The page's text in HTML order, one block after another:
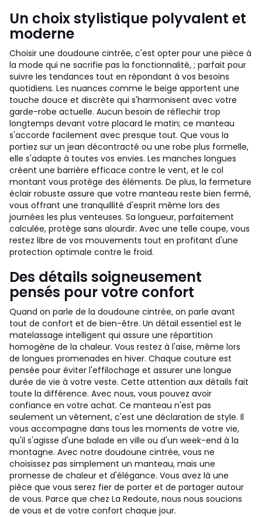
Un choix stylistique polyvalent et
moderne
Choisir une doudoune cintrée, c'est opter pour une pièce à
la mode qui ne sacrifie pas la fonctionnalité, ; parfait pour
suivre les tendances tout en répondant à vos besoins
quotidiens. Les nuances comme le beige apportent une
touche douce et discrète qui s'harmonisent avec votre
garde-robe actuelle. Aucun besoin de réflechir trop
longtemps devant votre placard le matin; ce manteau
s'accorde facilement avec presque tout. Que vous la
portiez sur un jean décontracté ou une robe plus formelle,
elle s'adapte à toutes vos envies. Les manches longues
créent une barrière efficace contre le vent, et le col
montant vous protège des éléments. De plus, la fermeture
éclair robuste assure que votre manteau reste bien fermé,
vous offrant une tranquillité d'esprit même lors des
journées les plus venteuses. Sa longueur, parfaitement
calculée, protège sans alourdir. Avec une telle coupe, vous
restez libre de vos mouvements tout en profitant d'une
protection optimale contre le froid.
Des détails soigneusement
pensés pour votre confort
Quand on parle de la doudoune cintrée, on parle avant
tout de confort et de bien-être. Un détail essentiel est le
matelassage intelligent qui assure une répartition
homogène de la chaleur. Vous restez à l'aise, même lors
de longues promenades en hiver. Chaque couture est
pensée pour éviter l'effilochage et assurer une longue
durée de vie à votre veste. Cette attention aux détails fait
toute la différence. Avec nous, vous pouvez avoir
confiance en votre achat. Ce manteau n'est pas
seulement un vêtement, c'est une déclaration de style. Il
vous accompagne dans tous les moments de votre vie,
qu'il s'agisse d'une balade en ville ou d'un week-end à la
montagne. Avec notre doudoune cintrée, vous ne
choisissez pas simplement un manteau, mais une
promesse de chaleur et d'élégance. Vous avez là une
pièce que vous serez fier de porter et de partager autour
de vous. Parce que chez La Redoute, nous nous soucions
de vous et de votre confort chaque jour.